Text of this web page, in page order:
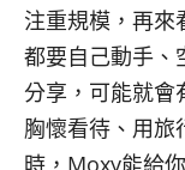
注重規模，再來
都要自己動手、
分享，可能就會
胸懷看待、用旅
時，Moxy能給